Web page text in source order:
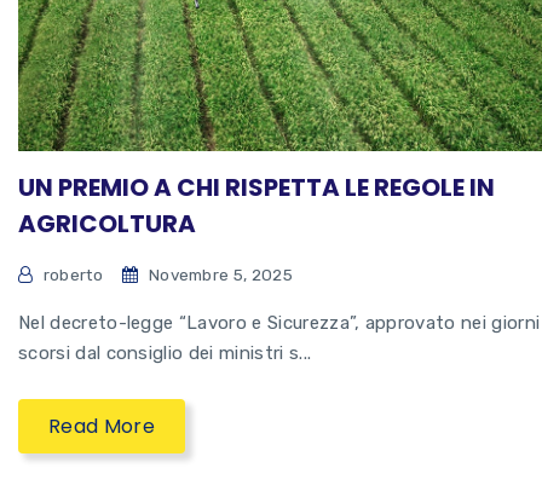
UN PREMIO A CHI RISPETTA LE REGOLE IN
AGRICOLTURA
roberto Novembre 5, 2025
Nel decreto-legge “Lavoro e Sicurezza”, approvato nei giorni
scorsi dal consiglio dei ministri s...
Read More